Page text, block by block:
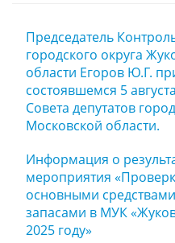
Председатель
городского округа
области Егоров Ю.Г.
состоявшемся 5
Совета депутатов
Московской области.
Информация о
мероприятия
основными
запасами в МУК
2025 году»